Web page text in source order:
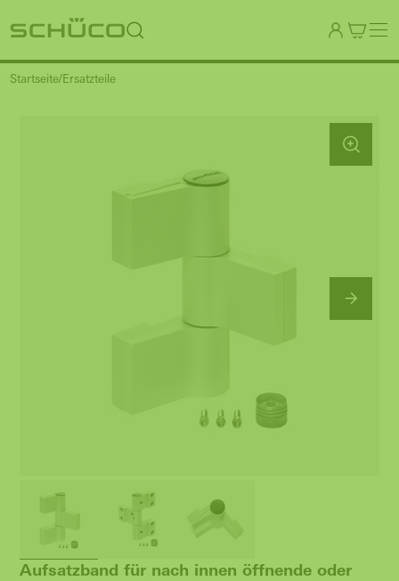
Startseite Ersatzteile
Aufsatzband für nach innen öffnende oder